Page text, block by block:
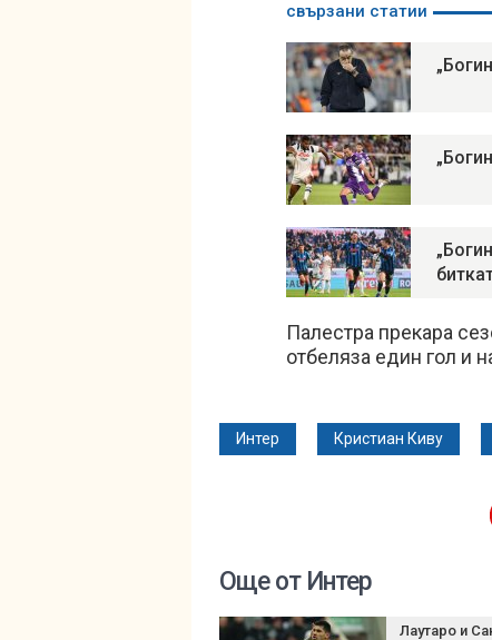
свързани статии
Палестра прекара
отбеляза един гол и
Интер Кристиан Киву
Още от Интер
Лаутаро и